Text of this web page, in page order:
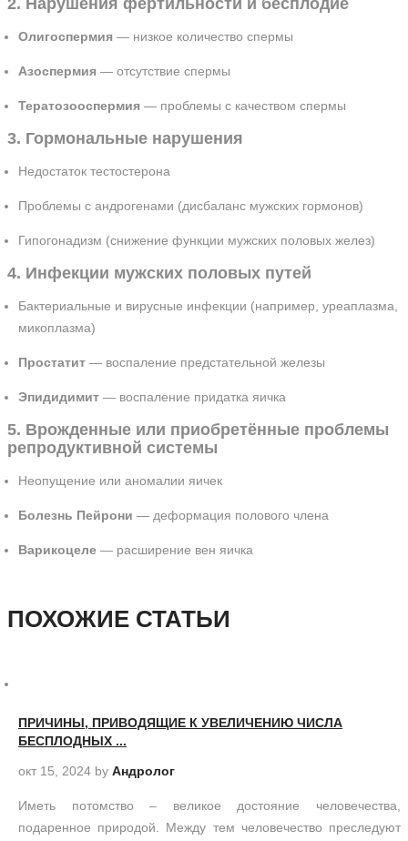
2. Нарушения фертильности и бесплодие
Олигоспермия — низкое количество спермы
Азоспермия — отсутствие спермы
Тератозооспермия — проблемы с качеством спермы
3. Гормональные нарушения
Недостаток тестостерона
Проблемы с андрогенами (дисбаланс мужских гормонов)
Гипогонадизм (снижение функции мужских половых желез)
4. Инфекции мужских половых путей
Бактериальные и вирусные инфекции (например, уреаплазма,
микоплазма)
Простатит — воспаление предстательной железы
Эпидидимит — воспаление придатка яичка
5. Врожденные или приобретённые проблемы
репродуктивной системы
Неопущение или аномалии яичек
Болезнь Пейрони — деформация полового члена
Варикоцеле — расширение вен яичка
ПОХОЖИЕ СТАТЬИ
ПРИЧИНЫ, ПРИВОДЯЩИЕ К УВЕЛИЧЕНИЮ ЧИСЛА
БЕСПЛОДНЫХ ...
окт 15, 2024 by Андролог
Иметь потомство – великое достояние человечества,
подаренное природой. Между тем человечество преследуют